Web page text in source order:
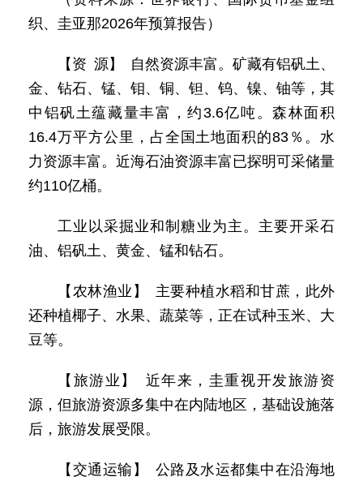
织、圭亚那2026年预算报告）
【资 源】 自然资源丰富。矿藏有铝矾土、
金、钻石、锰、钼、铜、钽、钨、镍、铀等，其
中铝矾土蕴藏量丰富，约3.6亿吨。森林面积
16.4万平方公里，占全国土地面积的83％。水
力资源丰富。近海石油资源丰富已探明可采储量
约110亿桶。
工业以采掘业和制糖业为主。主要开采石
油、铝矾土、黄金、锰和钻石。
【农林渔业】 主要种植水稻和甘蔗，此外
还种植椰子、水果、蔬菜等，正在试种玉米、大
豆等。
【旅游业】 近年来，圭重视开发旅游资
源，但旅游资源多集中在内陆地区，基础设施落
后，旅游发展受限。
【交通运输】 公路及水运都集中在沿海地